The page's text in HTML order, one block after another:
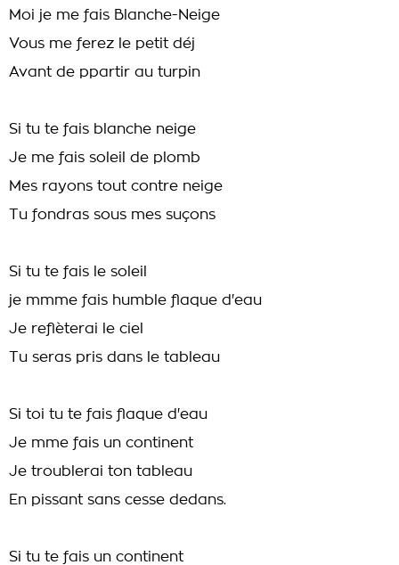
Moi je me fais Blanche-Neige
Vous me ferez le petit déj
Avant de ppartir au turpin
Si tu te fais blanche neige
Je me fais soleil de plomb
Mes rayons tout contre neige
Tu fondras sous mes suçons
Si tu te fais le soleil
je mmme fais humble flaque d'eau
Je reflèterai le ciel
Tu seras pris dans le tableau
Si toi tu te fais flaque d'eau
Je mme fais un continent
Je troublerai ton tableau
En pissant sans cesse dedans.
Si tu te fais un continent